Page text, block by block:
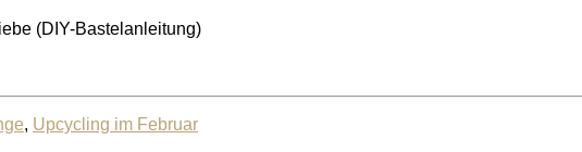
, Upcycling im Februar